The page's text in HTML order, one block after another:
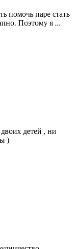
помочь паре стать
Поэтому я ...
детей , ни
)